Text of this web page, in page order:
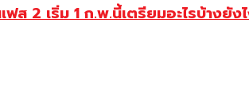
ฟส 2 เริ่ม 1 ก.พ.นี้เตรียมอะไรบ้างยัง